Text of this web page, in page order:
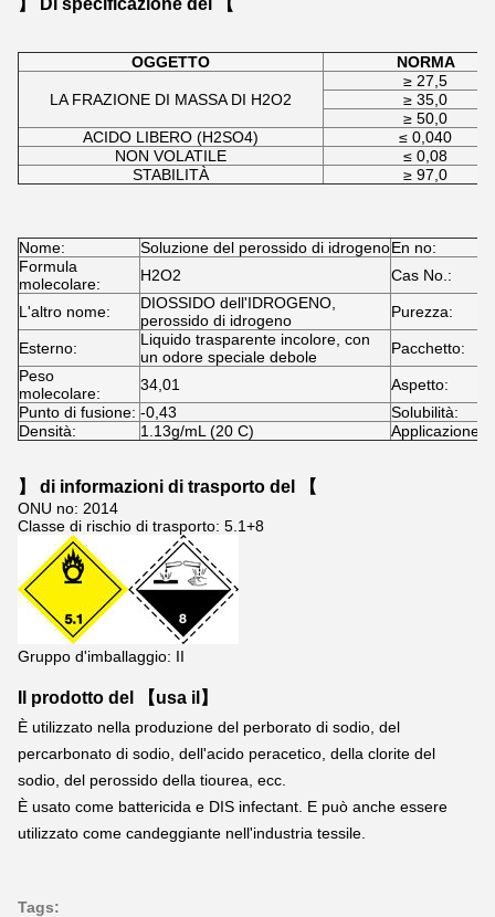
】 Di specificazione del 【
OGGETTO NORMA
LA FRAZIONE DI MASSA DI H2O2
≥ 27,5
≥ 35,0
≥ 50,0
ACIDO LIBERO (H2SO4)
≤ 0,040
NON VOLATILE
≤ 0,08
STABILITÀ
≥ 97,0
Nome: Soluzione del perossido di idrogenoEn no:
Formula
molecolare:
H2O2 Cas No.:
L'altro nome:
DIOSSIDO dell'IDROGENO,
perossido di idrogeno
Purezza:
Esterno:
Liquido trasparente incolore, con
un odore speciale debole
Pacchetto:
Peso
molecolare:
34,01 Aspetto:
Punto di fusione: -0,43 Solubilità:
Densità:
1.13g/mL (20 C) Applicazione:
】 di informazioni di trasporto del 【
ONU no: 2014
Classe di rischio di trasporto: 5.1+8
Gruppo d'imballaggio: II
Il prodotto del 【usa il】
È utilizzato nella produzione del perborato di sodio, del
percarbonato di sodio, dell'acido peracetico, della clorite del
sodio, del perossido della tiourea, ecc.
È usato come battericida e DIS infectant. E può anche essere
utilizzato come candeggiante nell'industria tessile.
Tags: